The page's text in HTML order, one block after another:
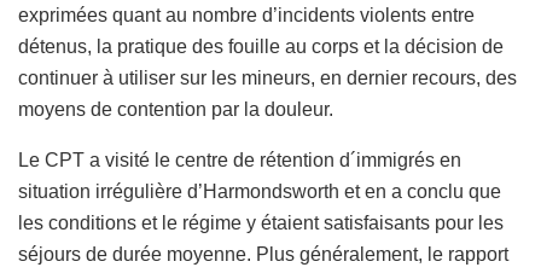
exprimées quant au nombre d’incidents violents entre
détenus, la pratique des fouille au corps et la décision de
continuer à utiliser sur les mineurs, en dernier recours, des
moyens de contention par la douleur.
Le CPT a visité le centre de rétention d´immigrés en
situation irrégulière d’Harmondsworth et en a conclu que
les conditions et le régime y étaient satisfaisants pour les
séjours de durée moyenne. Plus généralement, le rapport